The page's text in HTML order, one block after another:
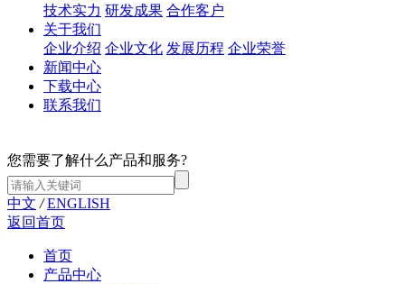
技术实力 研发成果 合作客户
关于我们
企业介绍 企业文化 发展历程 企业荣誉
新闻中心
下载中心
联系我们
您需要了解什么产品和服务?
中文 / ENGLISH
返回首页
首页
产品中心